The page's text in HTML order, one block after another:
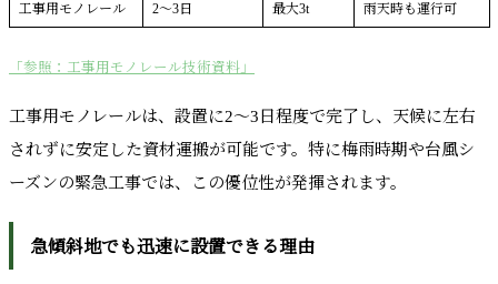
工事用モノレール 2～3日 最大3t 雨天時も運行可
「参照：工事用モノレール技術資料」
工事用モノレールは、設置に2～3日程度で完了し、天候に左右
されずに安定した資材運搬が可能です。特に梅雨時期や台風シ
ーズンの緊急工事では、この優位性が発揮されます。
急傾斜地でも迅速に設置できる理由